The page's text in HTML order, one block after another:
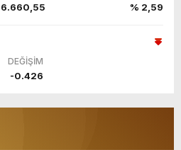
6.660,55 % 2,59
DEĞİŞİM
-0.426